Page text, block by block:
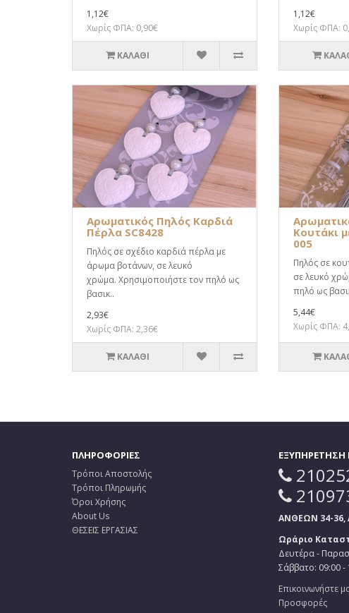
1,12€
Χωρίς ΦΠΑ: 0,90€
ΚΑΛΆΘΙ
1,12€
Χωρίς ΦΠΑ:
Αρωματικός Πηλός Καρδιά
Πέρλα SC8428
Πηλός σε σχέδιο καρδιά πέρλα με
άρωμα βοτάνων, σε λευκό
χρώμα. Χρησιμοποιήστε τον πηλό ως
βασικ..
2,93€
Χωρίς ΦΠΑ: 2,36€
ΚΑΛΆΘΙ
Κουτάκι
005
Πηλός σε
σε λευκό
πηλό ως
5,44€
Χωρίς ΦΠΑ:
ΠΛΗΡΟΦΟΡΙΕΣ
Τρόποι Αποστολής
Τρόποι Πληρωμής
Όροι Χρήσης
About Us
ΘΕΣΕΙΣ ΕΡΓΑΣΙΑΣ
ΕΞΥΠΗΡΕΤΗΣΗ
ΑΝΘΕΩΝ 34-36,
Ωράριο
Δευτέρα -
Σάββατο: 09:00 -
Επικοινωνήστε
Προσφορές